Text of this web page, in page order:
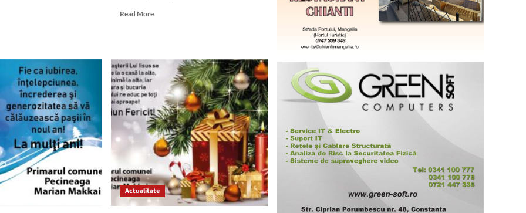
Read MoreRead
primarul
comunei
Pecineaga,
despre
prioritățile
administrației
locale,
buget,
taxa
salubrizare
și
proiectele
Actualitate